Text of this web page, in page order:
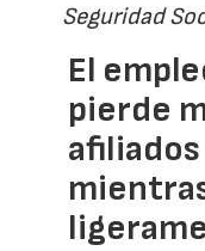
Seguridad
El
pierde